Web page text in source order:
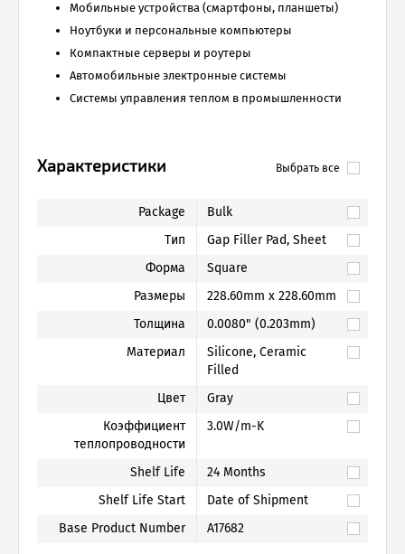
Выбрать все
Характеристики
Package
Bulk
Тип
Gap Filler Pad, Sheet
Форма
Square
Размеры
228.60mm x 228.60mm
Толщина
0.0080" (0.203mm)
Материал
Silicone, Ceramic
Filled
Цвет
Gray
Коэффициент
теплопроводности
3.0W/m-K
Shelf Life
24 Months
Shelf Life Start
Date of Shipment
Base Product Number
A17682
Мобильные устройства (смартфоны, планшеты)
Ноутбуки и персональные компьютеры
Компактные серверы и роутеры
Автомобильные электронные системы
Системы управления теплом в промышленности